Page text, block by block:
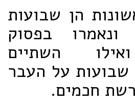
הן שבועות
בפסוק
השתיים
שבועות על העבר
חכמים.